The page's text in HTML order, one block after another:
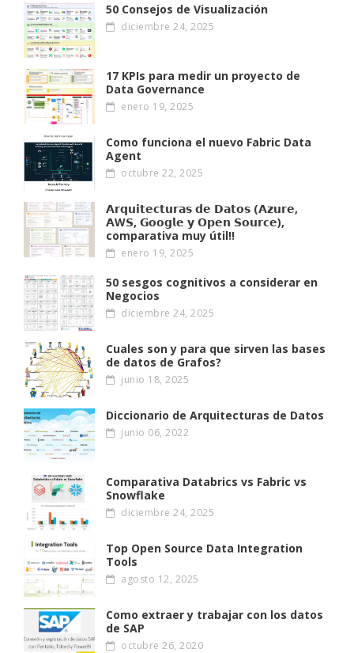
50 Consejos de Visualización
diciembre 24, 2025
17 KPIs para medir un proyecto de
Data Governance
enero 19, 2025
Como funciona el nuevo Fabric Data
Agent
octubre 22, 2025
𝗔𝗿𝗾𝘂𝗶𝘁𝗲𝗰𝘁𝘂𝗿𝗮𝘀 𝗱𝗲 𝗗𝗮𝘁𝗼𝘀 (𝗔𝘇𝘂𝗿𝗲,
𝗔W𝗦, 𝗚𝗼𝗼𝗴𝗹𝗲 𝘆 𝗢𝗽𝗲𝗻 𝗦𝗼𝘂𝗿𝗰𝗲),
comparativa muy útil!!
enero 19, 2025
50 sesgos cognitivos a considerar en
Negocios
diciembre 24, 2025
Cuales son y para que sirven las bases
de datos de Grafos?
junio 18, 2025
Diccionario de Arquitecturas de Datos
junio 06, 2022
Comparativa Databrics vs Fabric vs
Snowflake
diciembre 24, 2025
Top Open Source Data Integration
Tools
agosto 12, 2025
Como extraer y trabajar con los datos
de SAP
octubre 26, 2020